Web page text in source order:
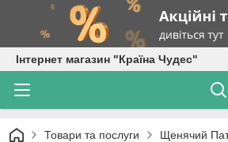
Інтернет магазин "Країна Чудес"
Товари та послуги Щенячий